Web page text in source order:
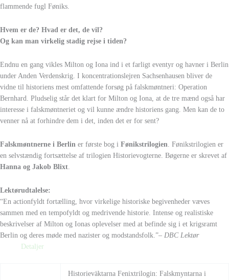
flammende fugl Føniks.
Hvem er de? Hvad er det, de vil?
Og kan man virkelig stadig rejse i tiden?
Endnu en gang vikles Milton og Iona ind i et farligt eventyr og havner i Berlin
under Anden Verdenskrig. I koncentrationslejren Sachsenhausen bliver de
vidne til historiens mest omfattende forsøg på falskmøntneri: Operation
Bernhard. Pludselig står det klart for Milton og Iona, at de tre mænd også har
interesse i falskmøntneriet og vil kunne ændre historiens gang. Men kan de to
venner nå at forhindre dem i det, inden det er for sent?
Falskmøntnerne i Berlin er første bog i Fønikstrilogien. Fønikstrilogien er
en selvstændig fortsættelse af trilogien Historievogterne. Bøgerne er skrevet af
Hanna og Jakob Blixt.
Lektørudtalelse:
“En actionfyldt fortælling, hvor virkelige historiske begivenheder væves
sammen med en tempofyldt og medrivende historie. Intense og realistiske
beskrivelser af Milton og Ionas oplevelser med at befinde sig i et krigsramt
Berlin og deres møde med nazister og modstandsfolk.”– DBC Lektør
Detaljer
Historieväktarna Fenixtrilogin: Falskmyntarna i